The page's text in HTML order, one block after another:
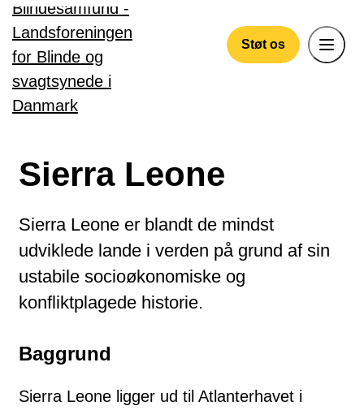
Gå til hovedindhold
Støt os
Sierra Leone
Sierra Leone er blandt de mindst
udviklede lande i verden på grund af sin
ustabile socioøkonomiske og
konfliktplagede historie.
Baggrund
Sierra Leone ligger ud til Atlanterhavet i